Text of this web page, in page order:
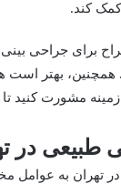
کمک کند.
برای جراحی
بهتر است
مشورت کنید تا
طبیعی در
تهران به عوامل